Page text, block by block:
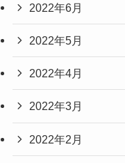
2022年6月
2022年5月
2022年4月
2022年3月
2022年2月